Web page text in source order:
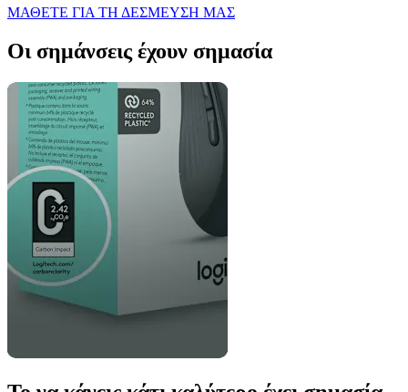
ΜΑΘΕΤΕ ΓΙΑ ΤΗ ΔΕΣΜΕΥΣΗ ΜΑΣ
Οι σημάνσεις έχουν σημασία